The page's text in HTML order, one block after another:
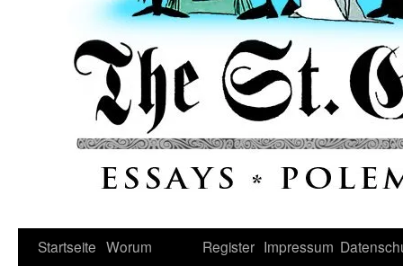
Startseite Worum
Register Impressum